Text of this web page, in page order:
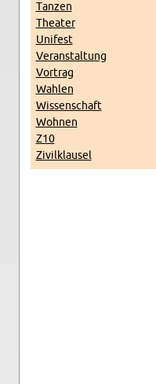
Tanzen
The­ater
Unifest
Ve­r­anstal­tung
Vor­trag
Wahlen
Wis­senschaft
Wohnen
Z10
Zivilk­lausel